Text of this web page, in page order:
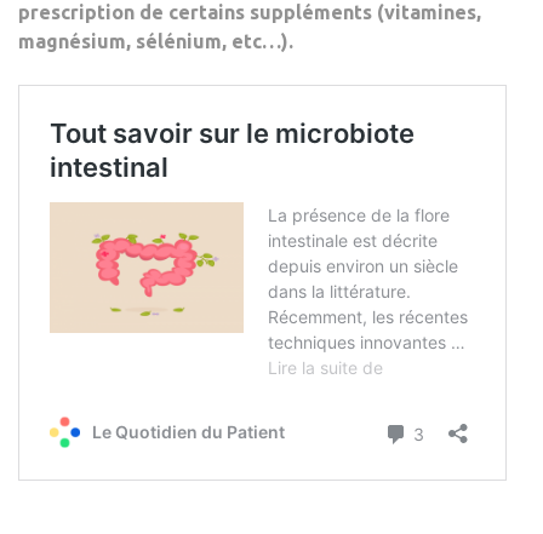
prescription de certains suppléments (vitamines,
magnésium, sélénium, etc…).